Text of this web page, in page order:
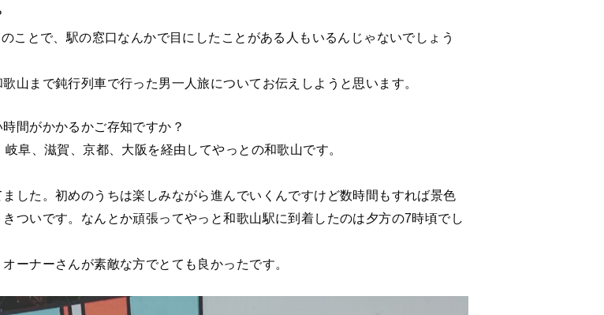
ことで、駅の窓口なんかで目にしたことがある人もいるんじゃないでしょう
山まで鈍行列車で行った男一人旅についてお伝えしようと思います。
間がかかるかご存知ですか？
阜、滋賀、京都、大阪を経由してやっとの和歌山です。
した。初めのうちは楽しみながら進んでいくんですけど数時間もすれば景色
ついです。なんとか頑張ってやっと和歌山駅に到着したのは夕方の7時頃でし
ーナーさんが素敵な方でとても良かったです。